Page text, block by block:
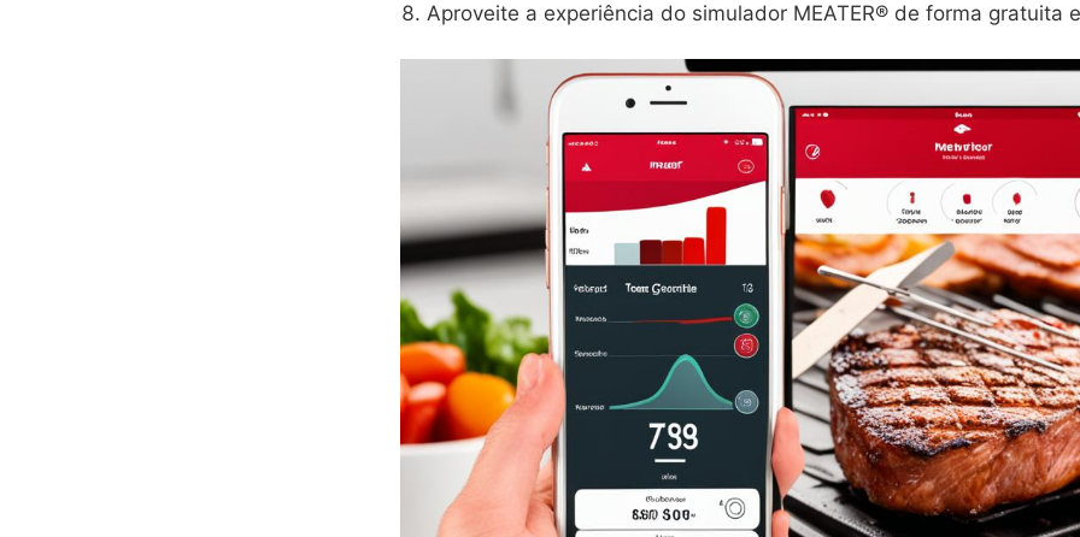
Aproveite a experiência do simulador MEATER® de forma gratuita